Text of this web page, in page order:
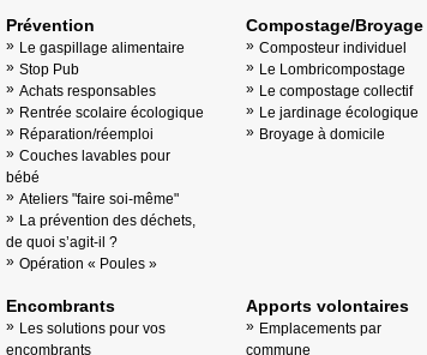
Prévention
Le gaspillage alimentaire
Stop Pub
Achats responsables
Rentrée scolaire écologique
Réparation/réemploi
Couches lavables pour
bébé
Ateliers "faire soi-même"
La prévention des déchets,
de quoi s’agit-il ?
Opération « Poules »
Compostage/Broyage
Composteur individuel
Le Lombricompostage
Le compostage collectif
Le jardinage écologique
Broyage à domicile
Encombrants
Les solutions pour vos
encombrants
Apports volontaires
Emplacements par
commune